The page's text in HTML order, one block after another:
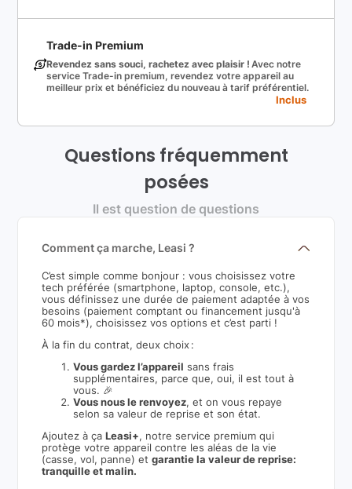
Trade-in Premium
Revendez sans souci, rachetez avec plaisir ! Avec notre
service Trade-in premium, revendez votre appareil au
meilleur prix et bénéficiez du nouveau à tarif préférentiel.
Inclus
Questions fréquemment
posées
Il est question de questions
Comment ça marche, Leasi ?
C’est simple comme bonjour : vous choisissez votre
tech préférée (smartphone, laptop, console, etc.),
vous définissez une durée de paiement adaptée à vos
besoins (paiement comptant ou financement jusqu'à
60 mois*), choisissez vos options et c’est parti !
À la fin du contrat, deux choix :
Vous gardez l’appareil sans frais
supplémentaires, parce que, oui, il est tout à
vous. 🎉
Vous nous le renvoyez, et on vous repaye
selon sa valeur de reprise et son état.
Ajoutez à çaLeasi+, notre service premium qui
protège votre appareil contre les aléas de la vie
(casse, vol, panne) etgarantie la valeur de reprise:
tranquille et malin.